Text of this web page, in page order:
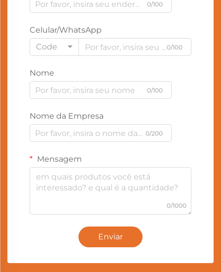
0/100
Celular/WhatsApp
Code
0/100
Nome
0/100
Nome da Empresa
0/200
Mensagem
0/1000
Enviar